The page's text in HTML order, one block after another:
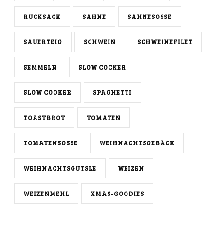
RUCKSACK SAHNE SAHNESOSSE
SAUERTEIG SCHWEIN SCHWEINEFILET
SEMMELN SLOW COCKER
SLOW COOKER SPAGHETTI
TOASTBROT TOMATEN
TOMATENSOSSE WEIHNACHTSGEBÄCK
WEIHNACHTSGUTSLE WEIZEN
WEIZENMEHL XMAS-GOODIES